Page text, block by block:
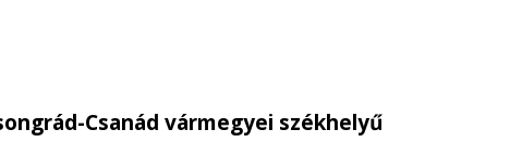
Csanád vármegyei székhelyű